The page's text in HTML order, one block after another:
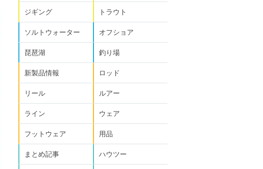
ジギング トラウト
ソルトウォーター オフショア
琵琶湖 釣り場
新製品情報 ロッド
リール ルアー
ライン ウェア
フットウェア 用品
まとめ記事 ハウツー